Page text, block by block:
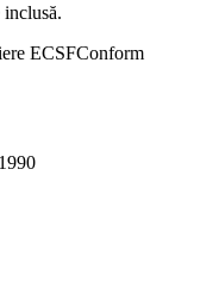
ECSFConform